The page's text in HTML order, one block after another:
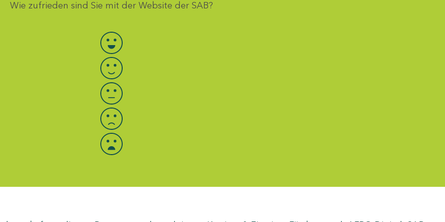
Wie zufrieden sind Sie mit der Website der SAB?
Bewertung auswählen